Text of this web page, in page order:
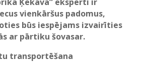
vienkāršus padomus,
būs iespējams izvairīties
ar pārtiku šovasar.
transportēšana